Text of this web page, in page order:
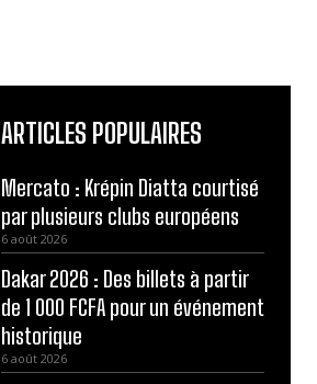
ARTICLES POPULAIRES
Mercato : Krépin Diatta courtisé
par plusieurs clubs européens
6 août 2026
Dakar 2026 : Des billets à partir
de 1 000 FCFA pour un événement
historique
6 août 2026